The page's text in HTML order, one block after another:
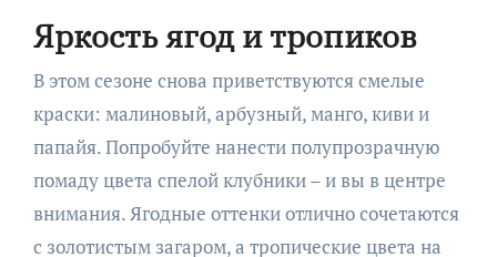
Яркость ягод и тропиков
В этом сезоне снова приветствуются смелые
краски: малиновый, арбузный, манго, киви и
папайя. Попробуйте нанести полупрозрачную
помаду цвета спелой клубники – и вы в центре
внимания. Ягодные оттенки отлично сочетаются
с золотистым загаром, а тропические цвета на